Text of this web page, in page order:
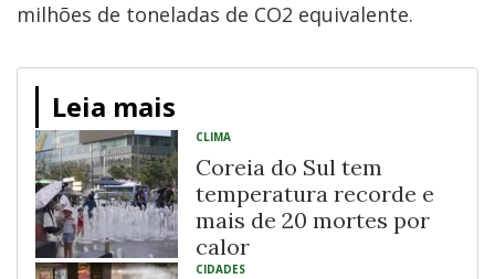
milhões de toneladas de CO2 equivalente.
Leia mais
CLIMA
Coreia do Sul tem
temperatura recorde e
mais de 20 mortes por
calor
CIDADES